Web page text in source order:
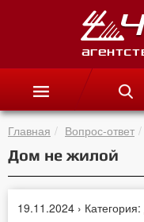
Главная Вопрос-ответ
Дом не жилой
19.11.2024 › Категория: